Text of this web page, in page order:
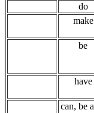
do
make
be
have
can, be